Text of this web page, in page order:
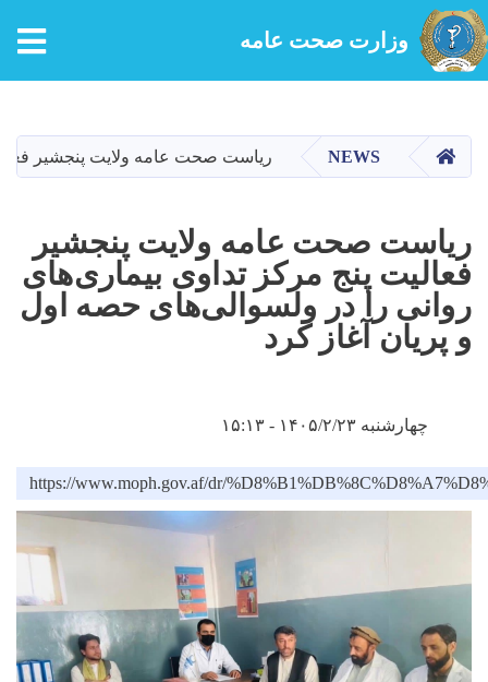
content
وزارت صحت عامه
HOME
NEWS ریاست صحت عامه ولایت پنجشیر
ریاست صحت عامه ولایت پنجشیر
فعالیت پنج مرکز تداوی بیماری‌های
روانی را در ولسوالی‌های حصه اول
و پریان آغاز کرد
چهارشنبه ۱۴۰۵/۲/۲۳ - ۱۵:۱۳
https://www.moph.gov.af/dr/